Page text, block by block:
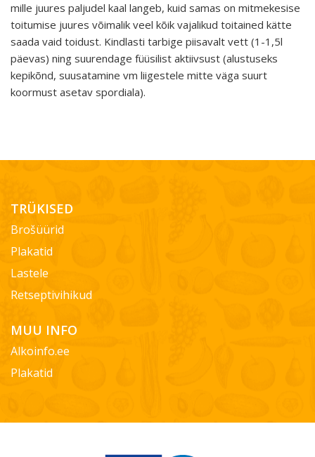
mille juures paljudel kaal langeb, kuid samas on mitmekesise
toitumise juures võimalik veel kõik vajalikud toitained kätte
saada vaid toidust. Kindlasti tarbige piisavalt vett (1-1,5l
päevas) ning suurendage füüsilist aktiivsust (alustuseks
kepikõnd, suusatamine vm liigestele mitte väga suurt
koormust asetav spordiala).
TRÜKISED
Brošüürid
Plakatid
Lastele
Retseptivihikud
MUU INFO
Alkoinfo.ee
Plakatid